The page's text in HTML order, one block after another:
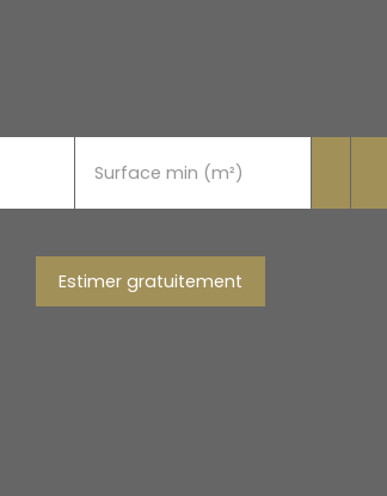
Surface min (m²)
Estimer gratuitement